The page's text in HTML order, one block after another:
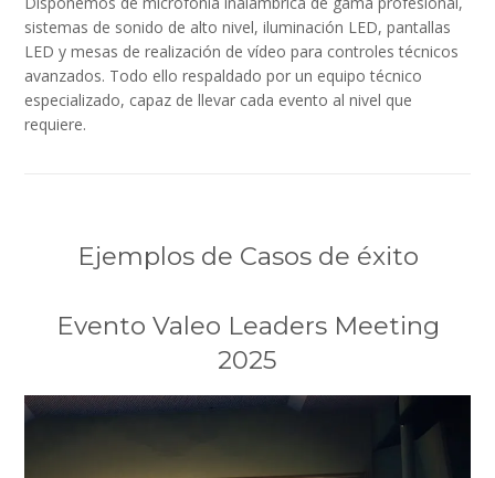
sistemas de sonido de alto nivel, iluminación LED, pantallas
LED y mesas de realización de vídeo para controles técnicos
avanzados. Todo ello respaldado por un equipo técnico
especializado, capaz de llevar cada evento al nivel que
requiere.
Ejemplos de Casos de éxito
Evento Valeo Leaders Meeting
2025